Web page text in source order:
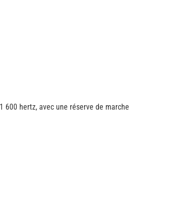
600 hertz, avec une réserve de marche